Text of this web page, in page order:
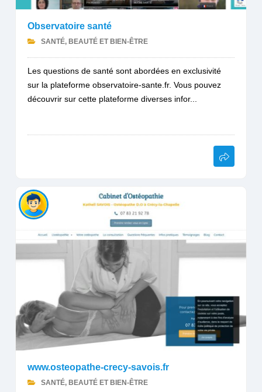
Observatoire santé
SANTÉ, BEAUTÉ ET BIEN-ÊTRE
Les questions de santé sont abordées en exclusivité
sur la plateforme observatoire-sante.fr. Vous pouvez
découvrir sur cette plateforme diverses infor...
www.osteopathe-crecy-savois.fr
SANTÉ, BEAUTÉ ET BIEN-ÊTRE